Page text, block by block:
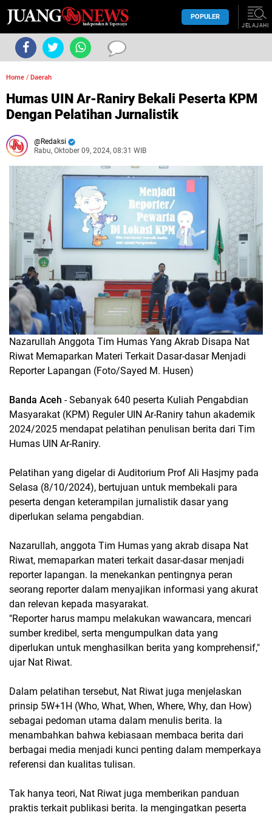
POPULER
JELAJAHI
Home / Daerah
Humas UIN Ar-Raniry Bekali Peserta KPM
Dengan Pelatihan Jurnalistik
Redaksi
Rabu, Oktober 09, 2024, 08:31 WIB
Nazarullah Anggota Tim Humas Yang Akrab Disapa Nat
Riwat Memaparkan Materi Terkait Dasar-dasar Menjadi
Reporter Lapangan (Foto/Sayed M. Husen)
Banda Aceh - Sebanyak 640 peserta Kuliah Pengabdian
Masyarakat (KPM) Reguler UIN Ar-Raniry tahun akademik
2024/2025 mendapat pelatihan penulisan berita dari Tim
Humas UIN Ar-Raniry.
Pelatihan yang digelar di Auditorium Prof Ali Hasjmy pada
Selasa (8/10/2024), bertujuan untuk membekali para
peserta dengan keterampilan jurnalistik dasar yang
diperlukan selama pengabdian.
Nazarullah, anggota Tim Humas yang akrab disapa Nat
Riwat, memaparkan materi terkait dasar-dasar menjadi
reporter lapangan. Ia menekankan pentingnya peran
seorang reporter dalam menyajikan informasi yang akurat
dan relevan kepada masyarakat.
"Reporter harus mampu melakukan wawancara, mencari
sumber kredibel, serta mengumpulkan data yang
diperlukan untuk menghasilkan berita yang komprehensif,"
ujar Nat Riwat.
Dalam pelatihan tersebut, Nat Riwat juga menjelaskan
prinsip 5W+1H (Who, What, When, Where, Why, dan How)
sebagai pedoman utama dalam menulis berita. Ia
menambahkan bahwa kebiasaan membaca berita dari
berbagai media menjadi kunci penting dalam memperkaya
referensi dan kualitas tulisan.
Tak hanya teori, Nat Riwat juga memberikan panduan
praktis terkait publikasi berita. Ia mengingatkan peserta